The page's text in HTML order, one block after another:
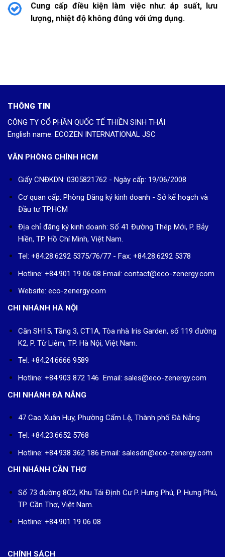
Cung cấp điều kiện làm việc như: áp suất, lưu
lượng, nhiệt độ không đúng với ứng dụng.
THÔNG TIN
CÔNG TY CỔ PHẦN QUỐC TẾ THIỀN SINH THÁI
English name: ECOZEN INTERNATIONAL JSC
VĂN PHÒNG CHÍNH HCM
Giấy CNĐKDN: 0305821762 - Ngày cấp: 19/06/2008
Cơ quan cấp: Phòng Đăng ký kinh doanh - Sở kế hoạch và
Đầu tư TP.HCM
Địa chỉ đăng ký kinh doanh: Số 41 Đường Thép Mới, P. Bảy
Hiền, TP. Hồ Chí Minh, Việt Nam.
Tel: +84.28.6292 5375/76/77 - Fax: +84.28.6292 5378
Hotline: +84.901 19 06 08 Email: contact@eco-zenergy.com
Website: eco-zenergy.com
CHI NHÁNH HÀ NỘI
Căn SH15, Tầng 3, CT1A, Tòa nhà Iris Garden, số 119 đường
K2, P. Từ Liêm, TP. Hà Nội, Việt Nam.
Tel: +84.24.6666 9589
Hotline: +84.903 872 146 Email: sales@eco-zenergy.com
CHI NHÁNH ĐÀ NẴNG
47 Cao Xuân Huy, Phường Cẩm Lệ, Thành phố Đà Nẵng
Tel: +84.23.6652 5768
Hotline: +84.938 362 186 Email: salesdn@eco-zenergy.com
CHI NHÁNH CẦN THƠ
Số 73 đường 8C2, Khu Tái Định Cư P. Hưng Phú, P. Hưng Phú,
TP. Cần Thơ, Việt Nam.
Hotline: +84.901 19 06 08
CHÍNH SÁCH